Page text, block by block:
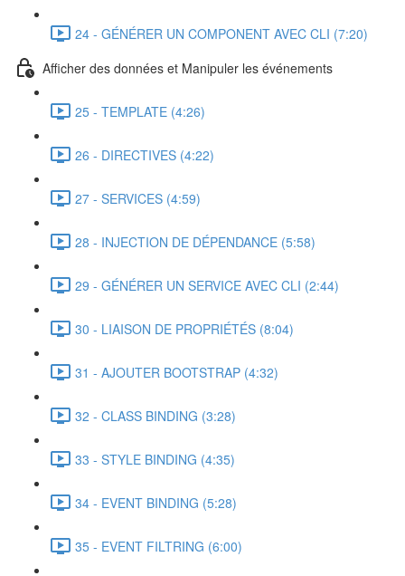
24 - GÉNÉRER UN COMPONENT AVEC CLI (7:20)
Afficher des données et Manipuler les événements
25 - TEMPLATE (4:26)
26 - DIRECTIVES (4:22)
27 - SERVICES (4:59)
28 - INJECTION DE DÉPENDANCE (5:58)
29 - GÉNÉRER UN SERVICE AVEC CLI (2:44)
30 - LIAISON DE PROPRIÉTÉS (8:04)
31 - AJOUTER BOOTSTRAP (4:32)
32 - CLASS BINDING (3:28)
33 - STYLE BINDING (4:35)
34 - EVENT BINDING (5:28)
35 - EVENT FILTRING (6:00)